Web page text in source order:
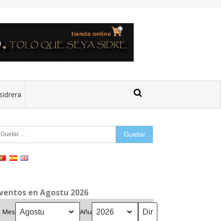
en Agostu 2026
Mes Añu